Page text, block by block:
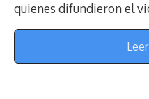
quienes difundieron el